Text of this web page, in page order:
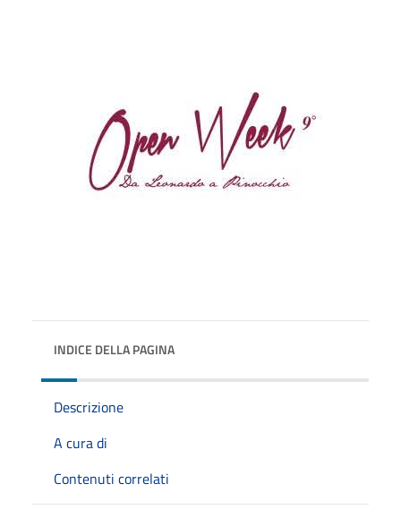
INDICE DELLA PAGINA
Descrizione
A cura di
Contenuti correlati